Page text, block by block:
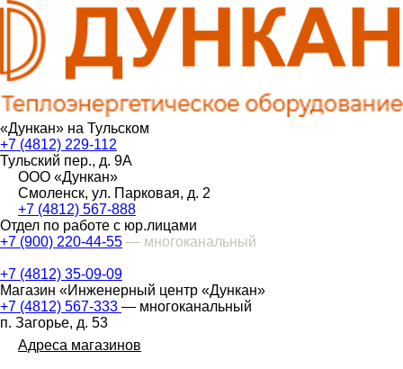
«Дункан» на Тульском
+7 (4812) 229-112
Тульский пер., д. 9А
ООО «Дункан»
Смоленск, ул. Парковая, д. 2
+7 (4812) 567-888
Отдел по работе с юр.лицами
+7 (900) 220-44-55 — многоканальный
+7 (4812) 35-09-09
Магазин «Инженерный центр «Дункан»
+7 (4812) 567-333 — многоканальный
п. Загорье, д. 53
Адреса магазинов